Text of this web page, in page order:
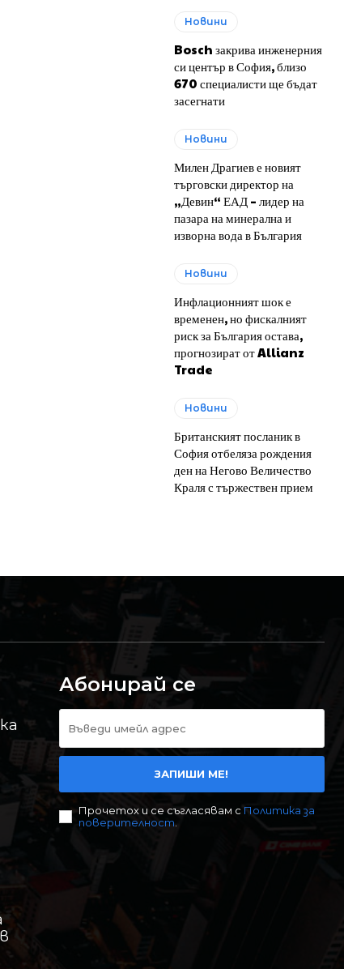
Новини
Bosch закрива инженерния
си център в София, близо
670 специалисти ще бъдат
засегнати
Новини
Милен Драгиев е новият
търговски директор на
„Девин“ ЕАД – лидер на
пазара на минерална и
изворна вода в България
Новини
Инфлационният шок е
временен, но фискалният
риск за България остава,
прогнозират от Allianz
Trade
Новини
Британският посланик в
София отбеляза рождения
ден на Негово Величество
Краля с тържествен прием
Абонирай се
ЗАПИШИ МЕ!
Прочетох и се съгласявам с Политика за
поверителност.